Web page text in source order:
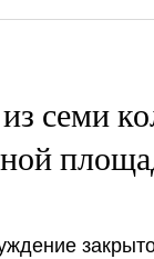
семи